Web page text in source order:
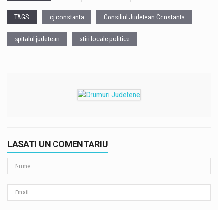
TAGS: cj constanta Consiliul Judetean Constanta
spitalul judetean stiri locale politice
LASATI UN COMENTARIU